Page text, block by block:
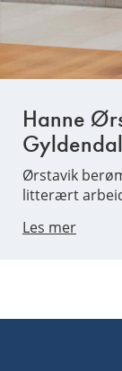
Hanne
Ørstavik
litterært
Les mer